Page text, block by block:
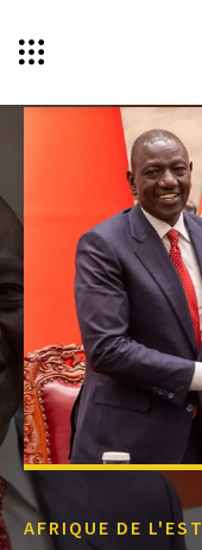
AFRIQUE DE L'EST